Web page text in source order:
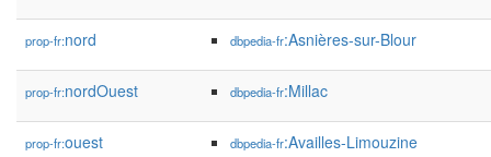
prop-fr:nord dbpedia-fr:Asnières-sur-Blour
prop-fr:nordOuest dbpedia-fr:Millac
prop-fr:ouest dbpedia-fr:Availles-Limouzine